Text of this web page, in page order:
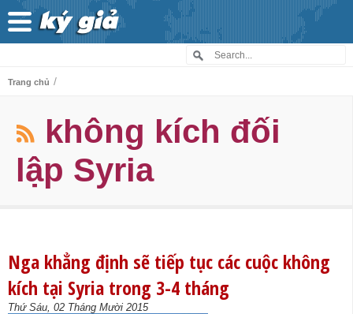
Trang chủ /
không kích đối
lập Syria
Nga khẳng định sẽ tiếp tục các cuộc không
kích tại Syria trong 3-4 tháng
Thứ Sáu, 02 Tháng Mười 2015